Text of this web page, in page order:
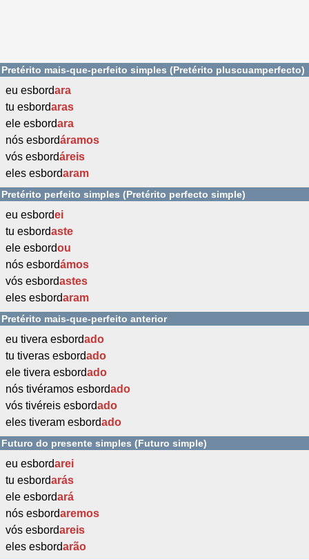
Pretérito mais-que-perfeito simples (Pretérito pluscuamperfecto)
eu esbordara
tu esbordaras
ele esbordara
nós esbordáramos
vós esbordáreis
eles esbordaram
Pretérito perfeito simples (Pretérito perfecto simple)
eu esbordei
tu esbordaste
ele esbordou
nós esbordámos
vós esbordastes
eles esbordaram
Pretérito mais-que-perfeito anterior
eu tivera esbordado
tu tiveras esbordado
ele tivera esbordado
nós tivéramos esbordado
vós tivéreis esbordado
eles tiveram esbordado
Futuro do presente simples (Futuro simple)
eu esbordarei
tu esbordarás
ele esbordará
nós esbordaremos
vós esbordareis
eles esbordarão